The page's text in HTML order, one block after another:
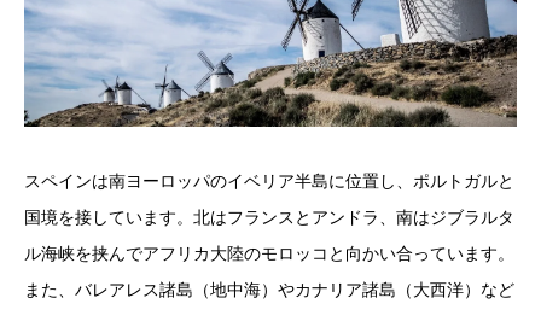
スペインは南ヨーロッパのイベリア半島に位置し、ポルトガルと
国境を接しています。北はフランスとアンドラ、南はジブラルタ
ル海峡を挟んでアフリカ大陸のモロッコと向かい合っています。
また、バレアレス諸島（地中海）やカナリア諸島（大西洋）など